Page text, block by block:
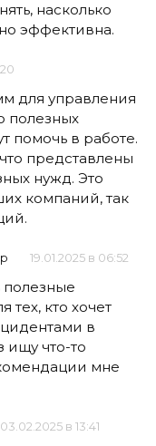
насколько
эффективна.
для управления
полезных
помочь в работе.
представлены
нужд. Это
компаний, так
19.01.2025 в 06:52
полезные
тех, кто хочет
в
ищу что-то
мне
03.02.2025 в 13:41